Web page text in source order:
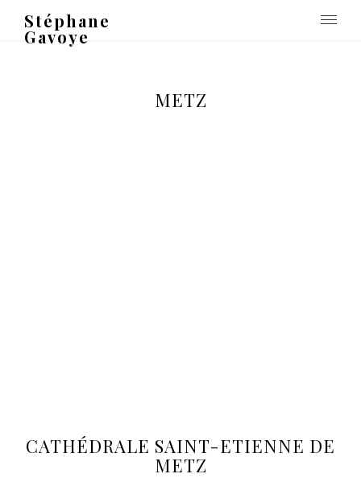
Stéphane
Gavoye
METZ
CATHÉDRALE SAINT-ETIENNE DE
METZ